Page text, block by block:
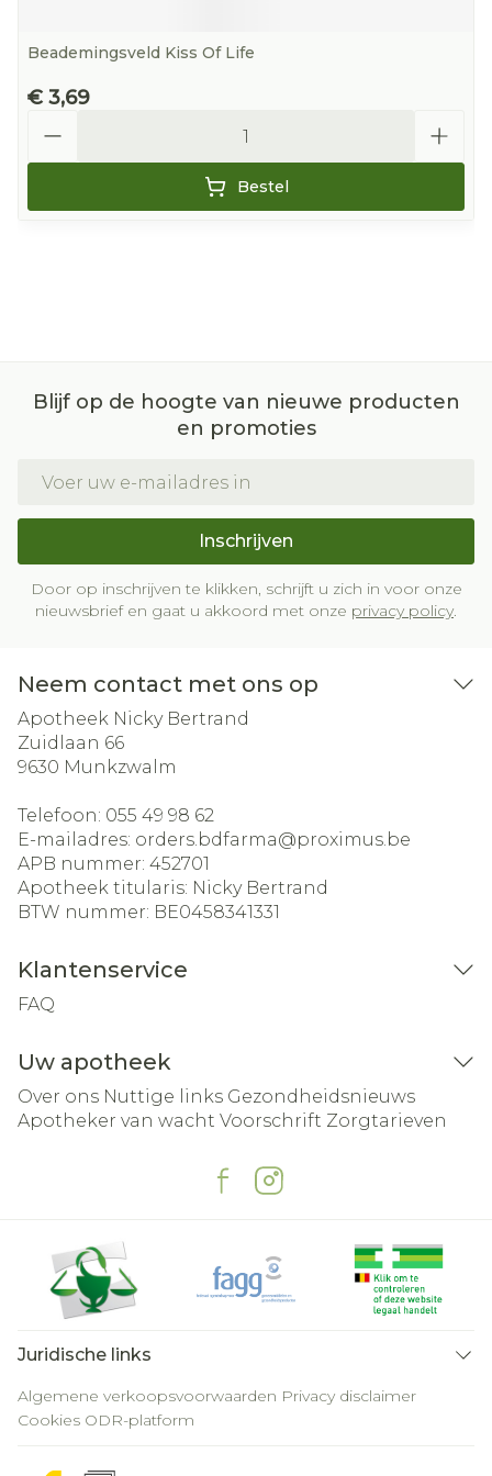
Beademingsveld Kiss Of Life
€ 3,69
Bestel
Blijf op de hoogte van nieuwe producten
en promoties
Inschrijven
Door op inschrijven te klikken, schrijft u zich in voor onze
nieuwsbrief en gaat u akkoord met onze privacy policy.
Neem contact met ons op
Apotheek Nicky Bertrand
Zuidlaan 66
9630 Munkzwalm
Telefoon: 055 49 98 62
E-mailadres: orders.bdfarma@proximus.be
APB nummer: 452701
Apotheek titularis: Nicky Bertrand
BTW nummer: BE0458341331
Klantenservice
FAQ
Uw apotheek
Over ons Nuttige links Gezondheidsnieuws
Apotheker van wacht Voorschrift Zorgtarieven
Juridische links
Algemene verkoopsvoorwaarden Privacy disclaimer
Cookies ODR-platform